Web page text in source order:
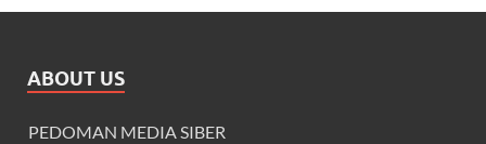
ABOUT US
PEDOMAN MEDIA SIBER